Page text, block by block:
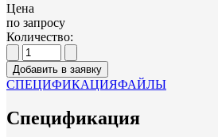
Цена
по запросу
Количество:
Добавить в заявку
СПЕЦИФИКАЦИЯФАЙЛЫ
Спецификация